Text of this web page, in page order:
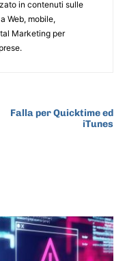
in contenuti sulle
Web, mobile,
Marketing per
Falla per Quicktime ed
iTunes